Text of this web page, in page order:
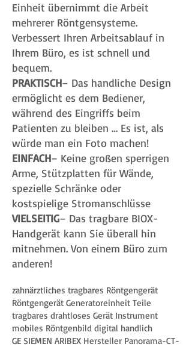
Einheit übernimmt die Arbeit
mehrerer Röntgensysteme.
Verbessert Ihren Arbeitsablauf in
Ihrem Büro, es ist schnell und
bequem.
PRAKTISCH– Das handliche Design
ermöglicht es dem Bediener,
während des Eingriffs beim
Patienten zu bleiben … Es ist, als
würde man ein Foto machen!
EINFACH– Keine großen sperrigen
Arme, Stützplatten für Wände,
spezielle Schränke oder
kostspielige Stromanschlüsse
VIELSEITIG– Das tragbare BIOX-
Handgerät kann Sie überall hin
mitnehmen. Von einem Büro zum
anderen!
zahnärztliches tragbares Röntgengerät
Röntgengerät Generatoreinheit Teile
tragbares drahtloses Gerät Instrument
mobiles Röntgenbild digital handlich
GE SIEMEN ARIBEX Hersteller Panorama-CT-